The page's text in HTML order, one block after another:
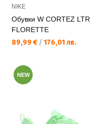
NIKE
Обувки W CORTEZ LTR
FLORETTE
Текуща цена:
89,99 € / 176,01 лв.
NEW